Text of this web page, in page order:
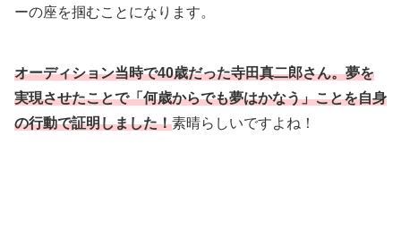
ーの座を掴むことになります。
オーディション当時で40歳だった寺田真二郎さん。夢を
実現させたことで「何歳からでも夢はかなう」ことを自身
の行動で証明しました！素晴らしいですよね！